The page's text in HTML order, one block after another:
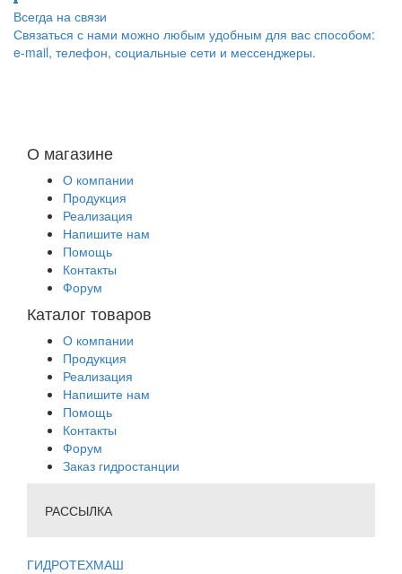
Всегда на связи
Связаться с нами можно любым удобным для вас способом:
e-mail, телефон, социальные сети и мессенджеры.
О магазине
О компании
Продукция
Реализация
Напишите нам
Помощь
Контакты
Форум
Каталог товаров
О компании
Продукция
Реализация
Напишите нам
Помощь
Контакты
Форум
Заказ гидростанции
РАССЫЛКА
ГИДРОТЕХМАШ